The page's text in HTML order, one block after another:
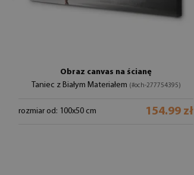
Obraz canvas na ścianę
Taniec z Białym Materiałem (#och-277754395)
rozmiar od: 100x50 cm 154.99 zł